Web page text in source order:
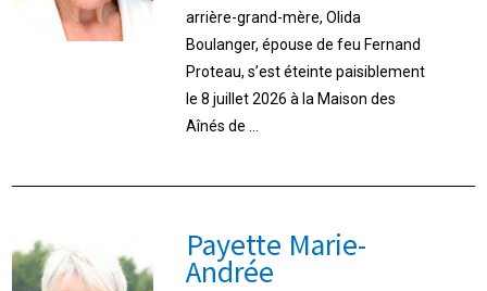
arrière-grand-mère, Olida
Boulanger, épouse de feu Fernand
Proteau, s’est éteinte paisiblement
le 8 juillet 2026 à la Maison des
Aînés de ...
Payette Marie-
Andrée